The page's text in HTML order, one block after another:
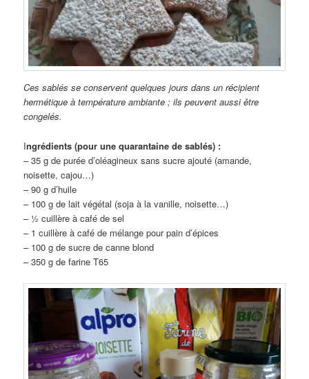
Ces sablés se conservent quelques jours dans un récipient
hermétique à température ambiante ; ils peuvent aussi être
congelés.
Ingrédients (pour une quarantaine de sablés) :
– 35 g de purée d’oléagineux sans sucre ajouté (amande,
noisette, cajou…)
– 90 g d’huile
– 100 g de lait végétal (soja à la vanille, noisette…)
– ½ cuillère à café de sel
– 1 cuillère à café de mélange pour pain d’épices
– 100 g de sucre de canne blond
– 350 g de farine T65